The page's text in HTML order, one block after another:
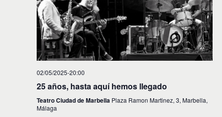
02/05/2025-20:00
25 años, hasta aquí hemos llegado
Teatro Ciudad de Marbella Plaza Ramon Martinez, 3, Marbella,
Málaga